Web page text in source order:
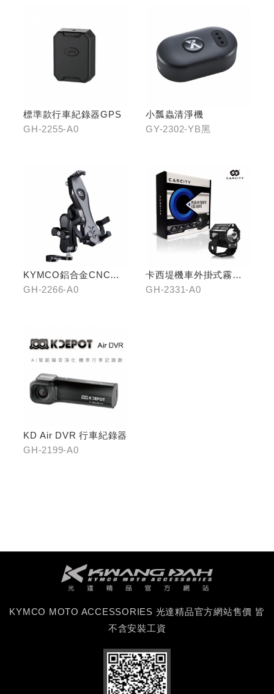
標準款行車紀錄器GPS
GH-2255-A0
小瓢蟲清淨機
GY-2302-YB黑
KYMCO鋁合金CNC減
震手機架
GH-2266-A0
卡西堤機車外掛式霧燈
組(雙燈)
GH-2331-A0
KD Air DVR 行車紀錄器
GH-2199-A0
KYMCO MOTO ACCESSORIES 光達精品官方網站售價 皆
不含安裝工資